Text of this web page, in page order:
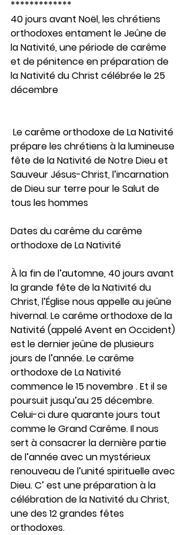
*************
40 jours avant Noël, les chrétiens
orthodoxes entament le Jeûne de
la Nativité, une période de carême
et de pénitence en préparation de
la Nativité du Christ célébrée le 25
décembre
prépare les chrétiens à la lumineuse
fête de la Nativité de Notre Dieu et
Sauveur Jésus-Christ, l’incarnation
de Dieu sur terre pour le Salut de
tous les hommes
Dates du carême du carême
orthodoxe de La Nativité
À la fin de l’automne, 40 jours avant
la grande fête de la Nativité du
Christ, l’Église nous appelle au jeûne
hivernal. Le carême orthodoxe de la
Nativité (appelé Avent en Occident)
est le dernier jeûne de plusieurs
jours de l’année. Le carême
orthodoxe de La Nativité
commence le 15 novembre . Et il se
poursuit jusqu’au 25 décembre.
Celui-ci dure quarante jours tout
comme le Grand Carême. Il nous
sert à consacrer la dernière partie
de l’année avec un mystérieux
renouveau de l’unité spirituelle avec
Dieu. C’ est une préparation à la
célébration de la Nativité du Christ,
une des 12 grandes fêtes
orthodoxes.